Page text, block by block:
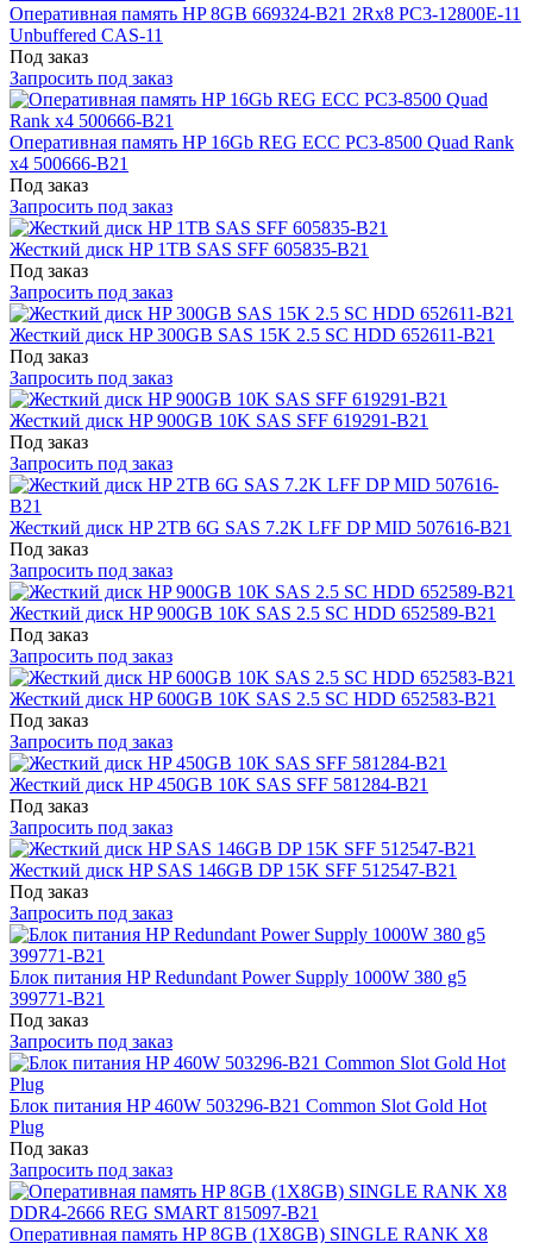
Оперативная память HP 8GB 669324-B21 2Rx8 PC3-12800E-11
Unbuffered CAS-11
Под заказ
Запросить под заказ
Оперативная память HP 16Gb REG ECC PC3-8500 Quad Rank
x4 500666-B21
Под заказ
Запросить под заказ
Жесткий диск HP 1TB SAS SFF 605835-B21
Под заказ
Запросить под заказ
Жесткий диск HP 300GB SAS 15K 2.5 SC HDD 652611-B21
Под заказ
Запросить под заказ
Жесткий диск HP 900GB 10K SAS SFF 619291-B21
Под заказ
Запросить под заказ
Жесткий диск HP 2TB 6G SAS 7.2K LFF DP MID 507616-B21
Под заказ
Запросить под заказ
Жесткий диск HP 900GB 10K SAS 2.5 SC HDD 652589-B21
Под заказ
Запросить под заказ
Жесткий диск HP 600GB 10K SAS 2.5 SC HDD 652583-B21
Под заказ
Запросить под заказ
Жесткий диск HP 450GB 10K SAS SFF 581284-B21
Под заказ
Запросить под заказ
Жесткий диск HP SAS 146GB DP 15K SFF 512547-B21
Под заказ
Запросить под заказ
Блок питания HP Redundant Power Supply 1000W 380 g5
399771-B21
Под заказ
Запросить под заказ
Блок питания HP 460W 503296-B21 Common Slot Gold Hot
Plug
Под заказ
Запросить под заказ
Оперативная память HP 8GB (1X8GB) SINGLE RANK X8